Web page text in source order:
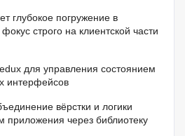
глубокое погружение в
строго на клиентской части
для управления состоянием
интерфейсов
вёрстки и логики
приложения через библиотеку